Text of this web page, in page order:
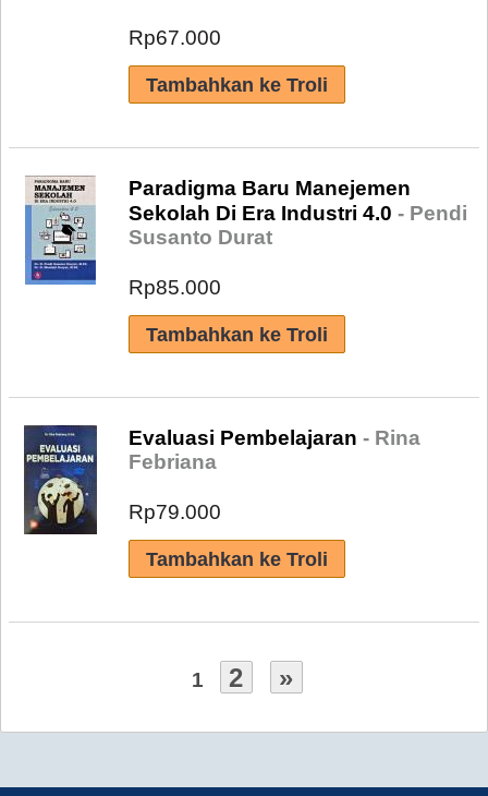
Rp67.000
Paradigma Baru Manejemen
Sekolah Di Era Industri 4.0 - Pendi
Susanto Durat
Rp85.000
Evaluasi Pembelajaran - Rina
Febriana
Rp79.000
1 2 »